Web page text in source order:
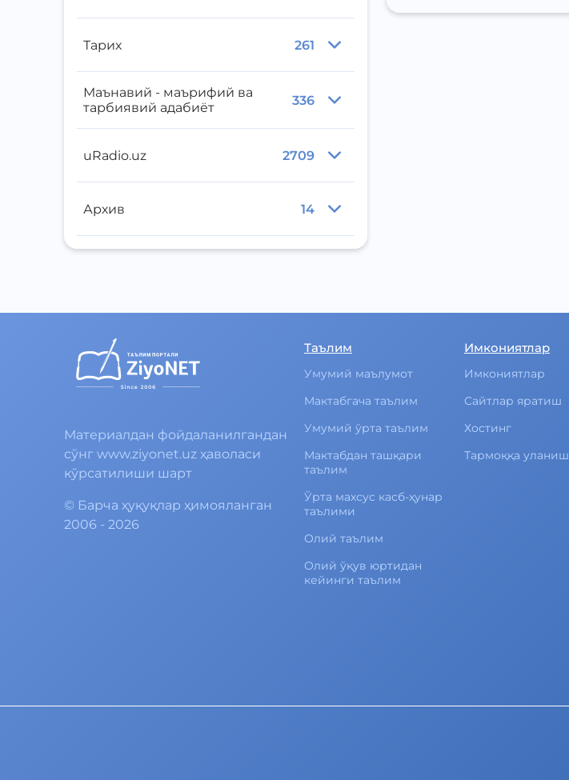
Тарих 261
Маънавий - маърифий ва
тарбиявий адабиёт
336
uRadio.uz 2709
Архив 14
Материалдан фойдаланилгандан
сўнг www.ziyonet.uz ҳаволаси
кўрсатилиши шарт
© Барча ҳуқуқлар ҳимояланган
2006 - 2026
Таълим
Умумий маълумот
Мактабгача таълим
Умумий ўрта таълим
Мактабдан ташқари
таълим
Ўрта махсус касб-ҳунар
таълими
Олий таълим
Олий ўқув юртидан
кейинги таълим
Имкониятлар
Имкониятлар
Cайтлар яратиш
Хостинг
Тармоққа уланиш